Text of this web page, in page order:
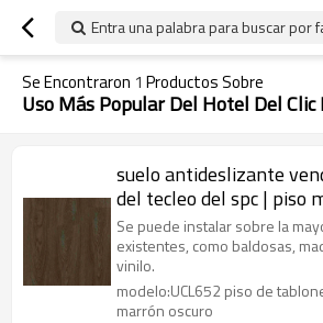
Entra una palabra para buscar por
Se Encontraron 1 Productos Sobre
Uso Más Popular Del Hotel Del Clic
suelo antideslizante
del tecleo del spc | piso
tablón del spc 20mil |
para uso doméstico
Se puede instalar sobre la
existentes, como baldosas,
vinilo.
modelo:UCL652 piso de
marrón oscuro